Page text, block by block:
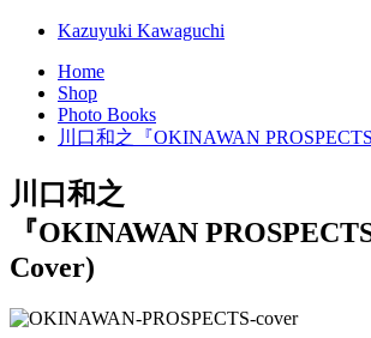
Kazuyuki Kawaguchi
Home
Shop
Photo Books
川口和之『OKINAWAN
川口和之
『OKINAWAN
Cover)